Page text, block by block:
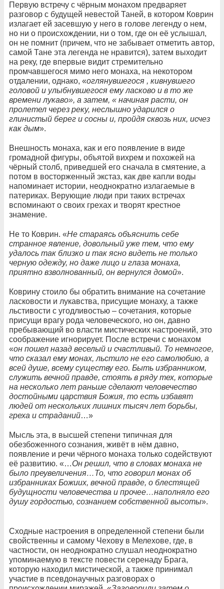
Первую встречу с чёрным монахом предваряет
разговор с будущей невестой Таней, в котором Коврин
излагает ей засевшую у него в голове легенду о нем,
но ни о происхождении, ни о том, где он её услышал,
он не помнит (причем, что не забывает отметить автор,
самой Тане эта легенда не нравится), затем выходит
на реку, где впервые видит стремительно
промчавшегося мимо него монаха, на некотором
отдалении, однако, «оглянувшегося , кивнувшего
головой и улыбнувшегося ему ласково и в то же
времени лукаво», а затем, « начиная расти, он
пролетел через реку, неслышно ударился о
глинистый берег и сосны и, пройдя сквозь них, исчез
как дым».
Внешность монаха, как и его появление в виде
громадной фигуры, объятой вихрем и похожей на
чёрный столб, приведшей его сначала в смятение, а
потом в восторженный экстаз, как две капли воды
напоминает истории, неоднократно излагаемые в
патериках. Верующие люди при таких встречах
вспоминают о своих грехах и творят крестное
знамение.
Не то Коврин. «Не стараясь объяснить себе
странное явление, довольный уже тем, что ему
удалось так близко и так ясно видеть не только
черную одежду, но даже лицо и глаза монаха,
приятно взволнованный, он вернулся домой».
Коврину стоило бы обратить внимание на сочетание
ласковости и лукавства, присущие монаху, а также
льстивости с угодливостью – сочетания, которые
присущи врагу рода человеческого, но он, давно
пребывающий во власти мистических настроений, это
соображение игнорирует. После встречи с монахом
«он пошел назад веселый и счастливый. То немногое,
что сказал ему монах, льстило не его самолюбию, а
всей душе, всему существу его. Быть избранником,
служить вечной правде, стоять в ряду тех, которые
на несколько лет раньше сделают человечество
достойными царствия Божия, то есть избавят
людей от нескольких лишних тысяч лет борьбы,
греха и страданий…»
Мысль эта, в высшей степени типичная для
обезбоженного сознания, живёт в нём давно,
появление и речи чёрного монаха только содействуют
её развитию. «…Он решил, что в словах монаха не
было преувеличения…То, что говорил монах об
избранниках Божиих, вечной правде, о блестящей
будущности человечества и прочее…наполняло его
душу гордостью, сознанием собственной высоты».
Сходные настроения в определенной степени были
свойственны и самому Чехову в Мелехове, где, в
частности, он неоднократно слушал неоднократно
упоминаемую в тексте повести серенаду Брага,
которую находил мистической, а также принимал
участие в псевдонаучных разговорах о